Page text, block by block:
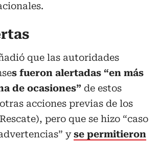
que las autoridades
s fueron alertadas “en más
de ocasiones” de estos
acciones previas de los
pero que se hizo “caso
yse permitieron